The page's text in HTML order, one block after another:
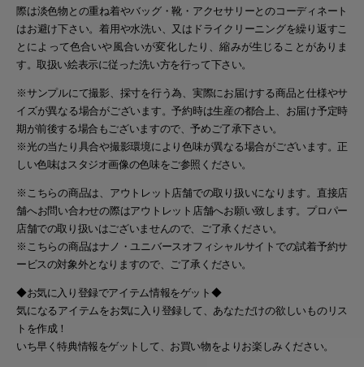
際は淡色物との重ね着やバッグ・靴・アクセサリーとのコーディネート
はお避け下さい。着用や水洗い、又はドライクリーニングを繰り返すこ
とによって色合いや風合いが変化したり、縮みが生じることがありま
す。取扱い絵表示に従った洗い方を行って下さい。
※サンプルにて撮影、採寸を行う為、実際にお届けする商品と仕様やサ
イズが異なる場合がございます。予約時は生産の都合上、お届け予定時
期が前後する場合もございますので、予めご了承下さい。
※光の当たり具合や撮影環境により色味が異なる場合がございます。正
しい色味はスタジオ画像の色味をご参照ください。
※こちらの商品は、アウトレット店舗での取り扱いになります。直接店
舗へお問い合わせの際はアウトレット店舗へお願い致します。プロパー
店舗での取り扱いはございませんので、ご了承ください。
※こちらの商品はナノ・ユニバースオフィシャルサイトでの試着予約サ
ービスの対象外となりますので、ご了承ください。
◆お気に入り登録でアイテム情報をゲット◆
気になるアイテムをお気に入り登録して、あなただけの欲しいものリス
トを作成！
いち早く特典情報をゲットして、お買い物をよりお楽しみください。